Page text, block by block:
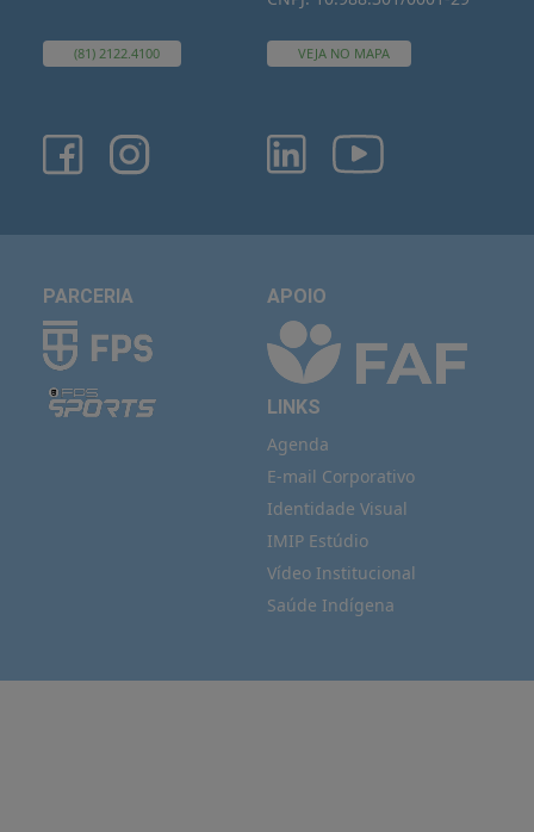
(81) 2122.4100 VEJA NO MAPA
PARCERIA APOIO
LINKS
Agenda
E-mail Corporativo
Identidade Visual
IMIP Estúdio
Vídeo Institucional
Saúde Indígena